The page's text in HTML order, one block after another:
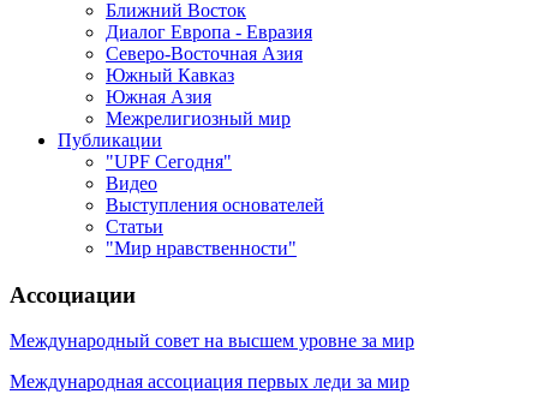
Ближний Восток
Диалог Европа - Евразия
Северо-Восточная Азия
Южный Кавказ
Южная Азия
Межрелигиозный мир
Публикации
"UPF Сегодня"
Видео
Выступления основателей
Статьи
"Мир нравственности"
Ассоциации
Международный совет на высшем уровне за мир
Международная ассоциация первых леди за мир